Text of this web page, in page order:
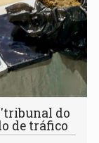
'tribunal do
de tráfico